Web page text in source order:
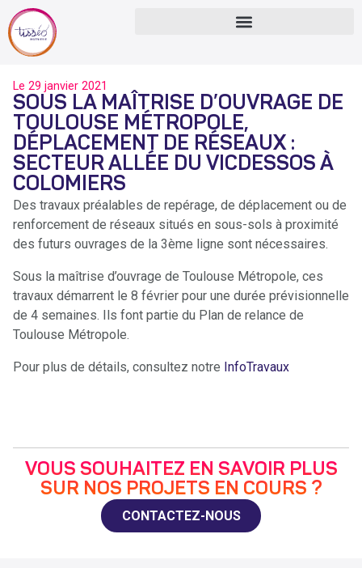
Le 29 janvier 2021
SOUS LA MAÎTRISE D’OUVRAGE DE
TOULOUSE MÉTROPOLE,
DÉPLACEMENT DE RÉSEAUX :
SECTEUR ALLÉE DU VICDESSOS À
COLOMIERS
Des travaux préalables de repérage, de déplacement ou de
renforcement de réseaux situés en sous-sols à proximité
des futurs ouvrages de la 3ème ligne sont nécessaires.
Sous la maîtrise d’ouvrage de Toulouse Métropole, ces
travaux démarrent le 8 février pour une durée prévisionnelle
de 4 semaines. Ils font partie du Plan de relance de
Toulouse Métropole.
Pour plus de détails, consultez notre InfoTravaux
VOUS SOUHAITEZ EN SAVOIR PLUS
SUR NOS PROJETS EN COURS ?
CONTACTEZ-NOUS